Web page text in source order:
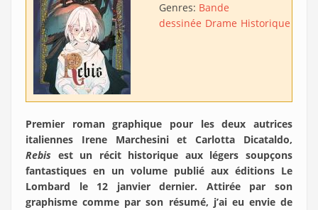
Genres: Bande
dessinée Drame Historique
Premier roman graphique pour les deux autrices
italiennes Irene Marchesini et Carlotta Dicataldo,
Rebis est un récit historique aux légers soupçons
fantastiques en un volume publié aux éditions Le
Lombard le 12 janvier dernier. Attirée par son
graphisme comme par son résumé, j’ai eu envie de